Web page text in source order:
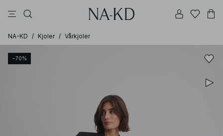
NA-KD / Kjoler / Vårkjoler
−70%